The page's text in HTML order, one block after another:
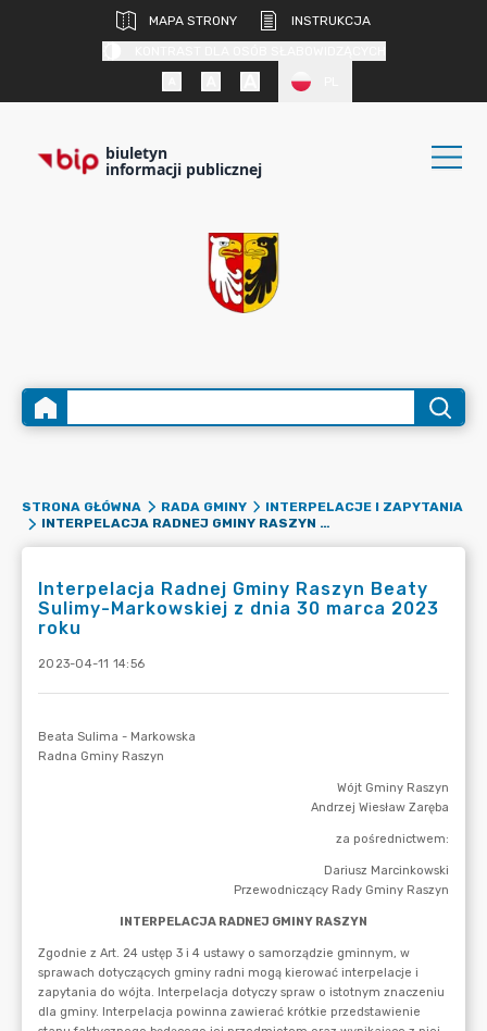
MAPA STRONY
INSTRUKCJA
biuletyn
informacji publicznej
STRONA GŁÓWNA RADA GMINY
INTERPELACJE I ZAPYTANIA
INTERPELACJA RADNEJ GMINY RASZYN BEATY SULIMY-MARKOWSKIEJ Z DNIA 30 MARCA 2023 ROKU
Interpelacja Radnej Gminy Raszyn Beaty
Sulimy-Markowskiej z dnia 30 marca 2023
roku
2023-04-11 14:56